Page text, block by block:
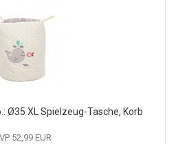
Ø35 XL Spielzeug-Tasche, Korb
52,99 EUR